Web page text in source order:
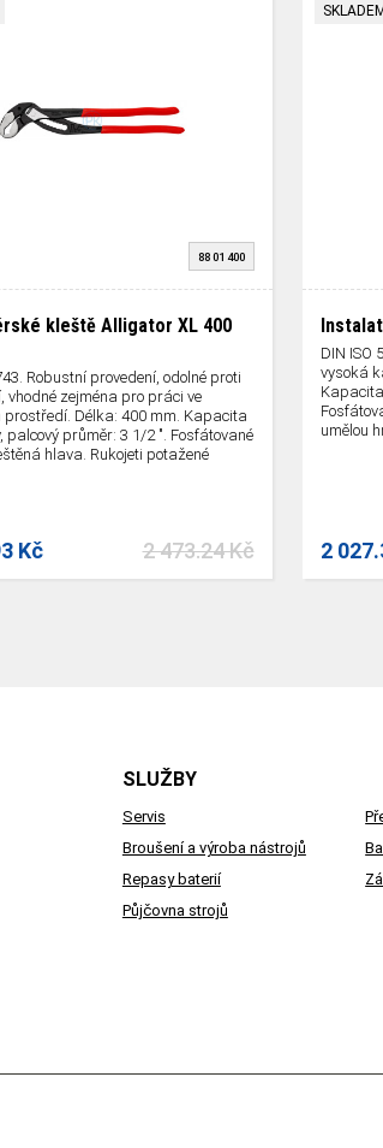
88 01 400
kleště Alligator XL 400
Robustní provedení, odolné proti
vhodné zejména pro práci ve
prostředí. Délka: 400 mm. Kapacita
palcový průměr: 3 1/2 ". Fosfátované
hlava. Rukojeti potažené
2 473.24 Kč
Kč
DIN ISO
vysoká
umělou
2
SLUŽBY
Servis
Broušení a výroba nástrojů
Repasy baterií
Půjčovna strojů